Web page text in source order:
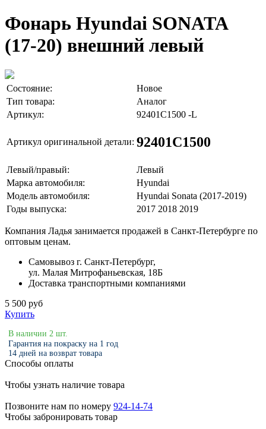
Фонарь Hyundai SONATA
(17-20) внешний левый
Состояние:
Новое
Тип товара:
Аналог
Артикул:
92401C1500 -L
Артикул оригинальной детали: 92401C1500
Левый/правый:
Левый
Марка автомобиля:
Hyundai
Модель автомобиля:
Hyundai Sonata (2017-2019)
Годы выпуска:
2017 2018 2019
Компания Ладья занимается продажей в Санкт-Петербурге по
оптовым ценам.
Самовывоз г. Санкт-Петербург,
ул. Малая Митрофаньевская, 18Б
Доставка транспортными компаниями
5 500 руб
Купить
В наличии 2 шт.
Гарантия на покраску на 1 год
14 дней на возврат товара
Способы оплаты
Чтобы узнать наличие товара
Позвоните нам по номеру 924-14-74
Чтобы забронировать товар